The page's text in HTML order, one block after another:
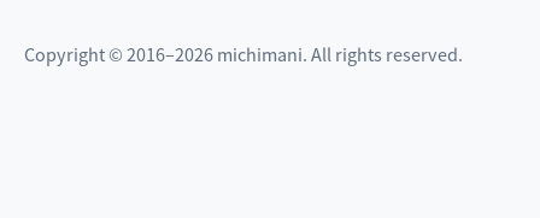
Copyright © 2016–2026 michimani. All rights reserved.